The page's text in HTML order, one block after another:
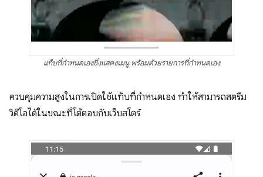
แท็บที่กำหนดเองซึ่งแสดงเมนู พร้อมด้วยรายการที่กำหนดเอง
ควบคุมความสูงในการเปิดใช้แท็บที่กำหนดเอง ทำให้สามารถสตรีม
วิดีโอได้ในขณะที่โต้ตอบกับเว็บสโตร์